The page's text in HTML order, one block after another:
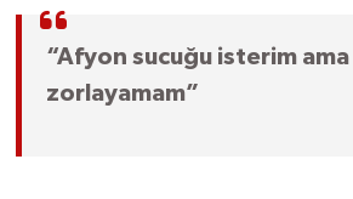
“Afyon sucuğu isterim
zorlayamam”